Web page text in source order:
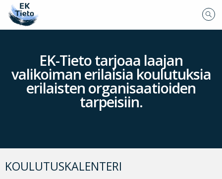
EK-Tieto tarjoaa laajan
valikoiman erilaisia koulutuksia
erilaisten organisaatioiden
tarpeisiin.
KOULUTUSKALENTERI